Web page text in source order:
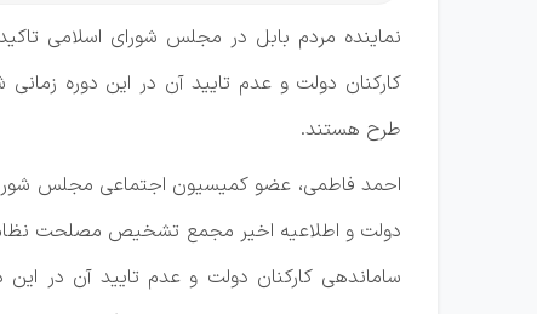
نماینده مردم بابل در مجلس شورای اسلامی
کارکنان دولت و عدم تایید آن در این دوره
طرح هستند.
احمد فاطمی، عضو کمیسیون اجتماعی مجلس شورای
دولت و اطلاعیه اخیر مجمع تشخیص مصلحت
ساماندهی کارکنان دولت و عدم تایید آن در